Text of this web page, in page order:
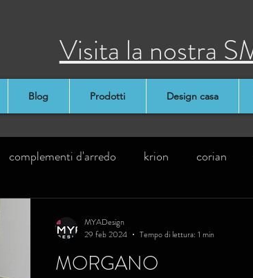
Visita la nostra
Blog Prodotti Design casa
complementi d'arredo krion corian
MORGANO
MYADesign
29 feb 2024
Tempo di lettura: 1 min